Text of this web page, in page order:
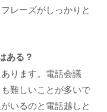
レーズがしっかりと
ある？
ります。電話会議
難しいことが多いで
いるのと電話越しと